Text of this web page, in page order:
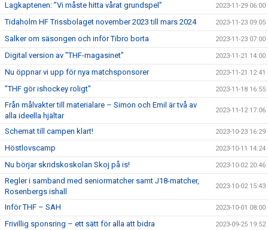
Lagkaptenen: ”Vi måste hitta vårat grundspel” 2023-11-29 06:00
Tidaholm HF Trissbolaget november 2023 till mars 2024 2023-11-23 09:05
Salker om säsongen och inför Tibro borta 2023-11-23 07:00
Digital version av "THF-magasinet" 2023-11-21 14:00
Nu öppnar vi upp för nya matchsponsorer 2023-11-21 12:41
”THF gör ishockey roligt" 2023-11-18 16:55
Från målvakter till materialare – Simon och Emil är två av
alla ideella hjältar
2023-11-12 17:06
Schemat till campen klart! 2023-10-23 16:29
Höstlovscamp 2023-10-11 14:24
Nu börjar skridskoskolan Skoj på is! 2023-10-02 20:46
Regler i samband med seniormatcher samt J18-matcher,
Rosenbergs ishall
2023-10-02 15:43
Inför THF – SAH 2023-10-01 08:00
Frivillig sponsring – ett sätt för alla att bidra 2023-09-25 19:52